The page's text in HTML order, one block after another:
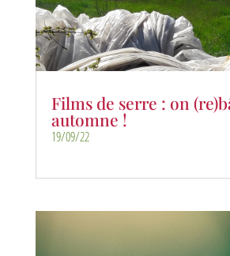
Films de serre : on
automne !
19/09/22